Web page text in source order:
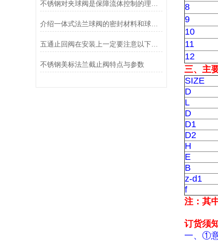
介绍一体式法兰球阀的密封材料和球体支撑方式
五通止回阀在安装上一定要注意以下这四点
不锈钢美标法兰截止阀特点与参数
8
9
10
11
12
三、主
SIZE
D
L
D
D1
D2
H
E
B
z-d1
f
注：其
订货须
一、①